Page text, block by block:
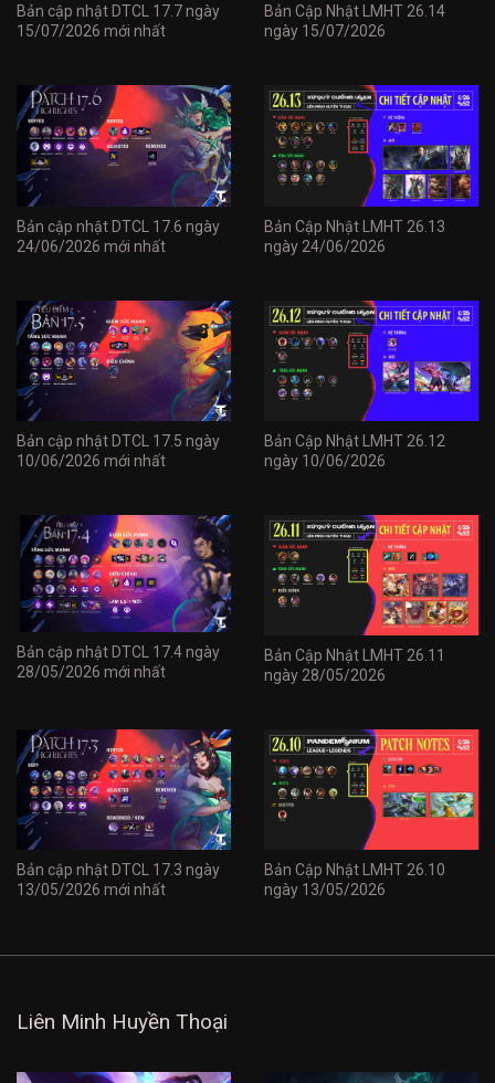
Bản cập nhật DTCL 17.7 ngày
15/07/2026 mới nhất
Bản Cập Nhật LMHT 26.14
ngày 15/07/2026
Bản cập nhật DTCL 17.6 ngày
24/06/2026 mới nhất
Bản Cập Nhật LMHT 26.13
ngày 24/06/2026
Bản cập nhật DTCL 17.5 ngày
10/06/2026 mới nhất
Bản Cập Nhật LMHT 26.12
ngày 10/06/2026
Bản cập nhật DTCL 17.4 ngày
28/05/2026 mới nhất
Bản Cập Nhật LMHT 26.11
ngày 28/05/2026
Bản cập nhật DTCL 17.3 ngày
13/05/2026 mới nhất
Bản Cập Nhật LMHT 26.10
ngày 13/05/2026
Liên Minh Huyền Thoại